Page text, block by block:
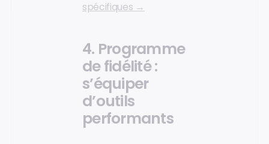
spécifiques →
4. Programme
de fidélité :
s’équiper
d’outils
performants